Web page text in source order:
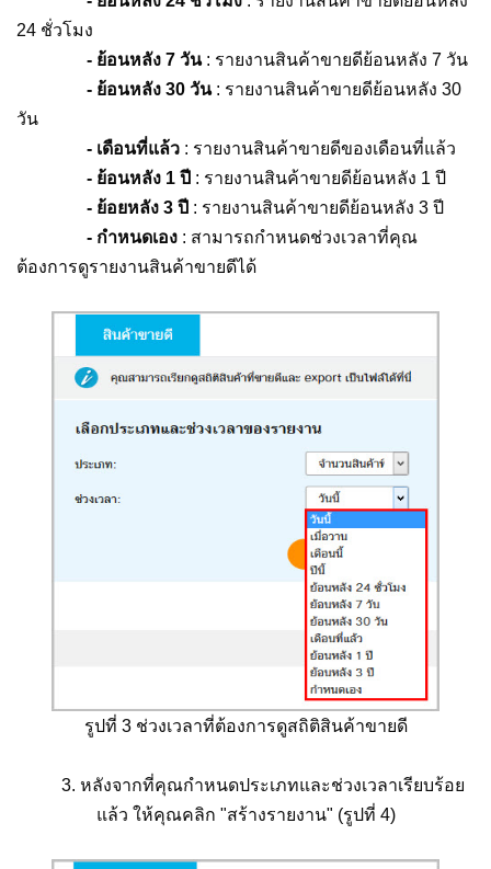
24 ชั่วโมง
- ย้อนหลัง 7 วัน: รายงานสินค้าขายดีย้อนหลัง 7 วัน
- ย้อนหลัง 30 วัน: รายงานสินค้าขายดีย้อนหลัง 30
วัน
- เดือนที่แล้ว : รายงานสินค้าขายดีของเดือนที่แล้ว
- ย้อนหลัง 1 ปี : รายงานสินค้าขายดีย้อนหลัง 1 ปี
- ย้อยหลัง 3 ปี : รายงานสินค้าขายดีย้อนหลัง 3 ปี
- กำหนดเอง : สามารถกำหนดช่วงเวลาที่คุณ
ต้องการดูรายงานสินค้าขายดีได้
รูปที่ 3 ช่วงเวลาที่ต้องการดูสถิติสินค้าขายดี
3. หลังจากที่คุณกำหนดประเภทและช่วงเวลาเรียบร้อย
แล้ว ให้คุณคลิก "สร้างรายงาน" (รูปที่ 4)